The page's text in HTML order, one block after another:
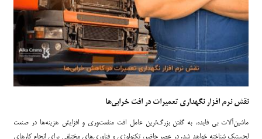
نقش نرم‌ افزار نگهداری تعمیرات در افت خرابی‌ها
ماشین‌آلات بی فایده، به گفتن بزرگ‌ترین عامل افت منفعت‌وری و افزایش هزینه‌ها در صنعت
لجستیک شناخته خواهد شد. در عصر حاضر، تکنولوژی و فناوری‌های مختلفی برای انجام کارهای